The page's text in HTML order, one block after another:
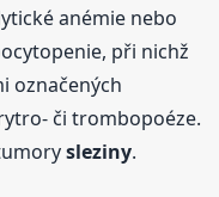
anémie nebo
při nichž
označených
či trombopoéze.
sleziny.